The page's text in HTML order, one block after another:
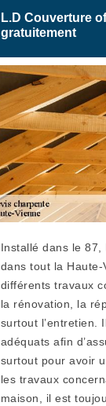
L.D Couverture
gratuitement
Installé dans le
dans tout la
différents travaux
la rénovation, la
surtout l’entretien.
adéquats afin
surtout pour avoir
les travaux
maison, il est